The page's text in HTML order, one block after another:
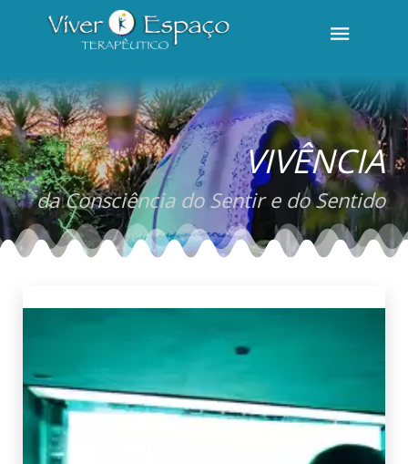
VIVÊNCIA
da Consciência do Sentir e do Sentido